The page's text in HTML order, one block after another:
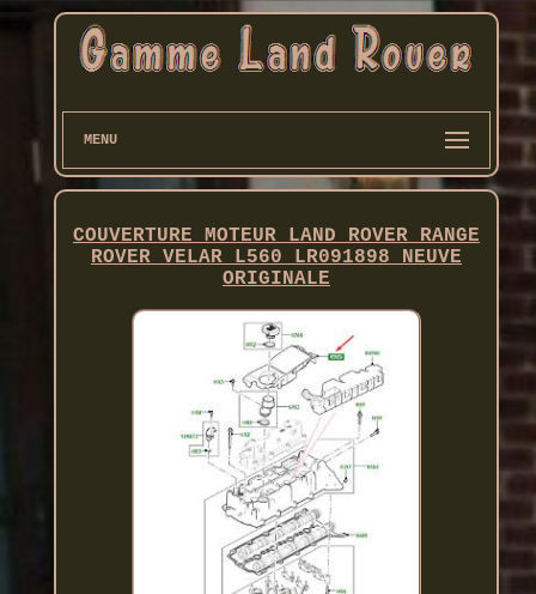
MENU
COUVERTURE MOTEUR LAND ROVER RANGE
ROVER VELAR L560 LR091898 NEUVE
ORIGINALE